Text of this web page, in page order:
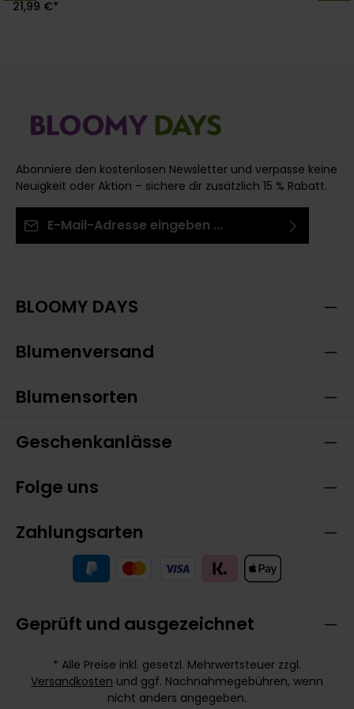
21,99 €*
Abonniere den kostenlosen Newsletter und verpasse keine
Neuigkeit oder Aktion – sichere dir zusätzlich 15 % Rabatt.
BLOOMY DAYS
Blumenversand
Blumensorten
Geschenkanlässe
Folge uns
Zahlungsarten
Geprüft und ausgezeichnet
* Alle Preise inkl. gesetzl. Mehrwertsteuer zzgl.
Versandkosten und ggf. Nachnahmegebühren, wenn
nicht anders angegeben.